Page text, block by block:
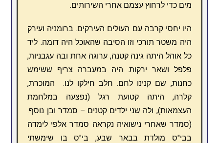
מים כדי לרחוץ עצמם אחרי השירותים.
היו יחסי קרבה עם העולים העירקים. ברומניה ועירק
היה משטר תורכי וזו הסיבה שהאוכל היה דומה. ליד
כל אוהל היתה גינה קטנה, ערוגה אחת ובה עגבניות,
פלפל ושאר ירקות. היה במעברה צריף ששימש
כחנות, שם קנינו לחם. חלב חילקו לנו. המוכרת,
קלרה, היתה קטועת רגל (נפצעה במלחמת
העצמאות), ולה שני ילדים קטנים – סמדר ובן נוסף.
(סמדר שאחרי נישואיה נקראה סמדר אלפי לימדה
בבי"ס מולדת בבאר שבע, בי"ס בו שימשתי